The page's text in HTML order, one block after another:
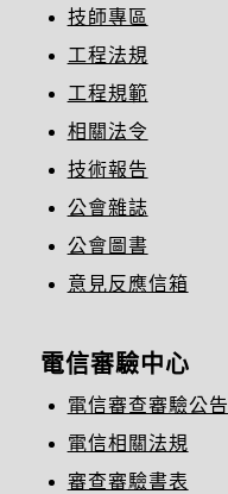
技師專區
工程法規
工程規範
相關法令
技術報告
公會雜誌
公會圖書
意見反應信箱
電信審驗中心
電信審查審驗公告
電信相關法規
審查審驗書表